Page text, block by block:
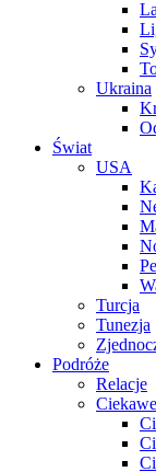
Ukraina
Świat
USA
Turcja
Tunezja
Podróże
Relacje